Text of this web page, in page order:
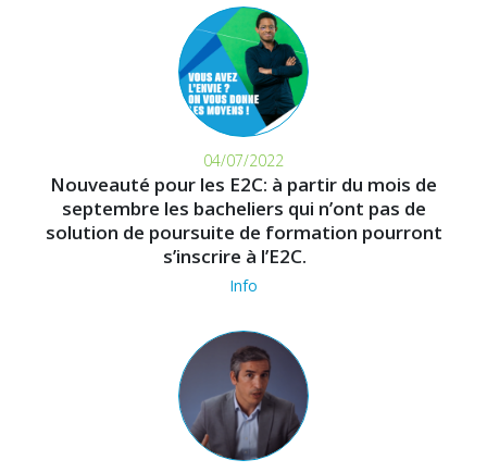
04/07/2022
Nouveauté pour les E2C: à partir du mois de
septembre les bacheliers qui n’ont pas de
solution de poursuite de formation pourront
s’inscrire à l’E2C.
Info